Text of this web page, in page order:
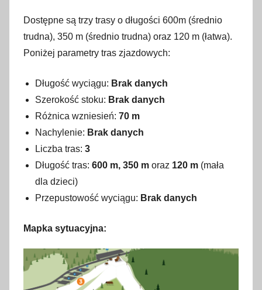
Dostępne są trzy trasy o długości 600m (średnio
trudna), 350 m (średnio trudna) oraz 120 m (łatwa).
Poniżej parametry tras zjazdowych:
Długość wyciągu: Brak danych
Szerokość stoku: Brak danych
Różnica wzniesień: 70 m
Nachylenie: Brak danych
Liczba tras: 3
Długość tras: 600 m, 350 m oraz 120 m (mała
dla dzieci)
Przepustowość wyciągu: Brak danych
Mapka sytuacyjna: